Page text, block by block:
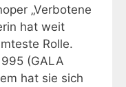
„Verbotene
hat weit
Rolle.
(GALA
hat sie sich